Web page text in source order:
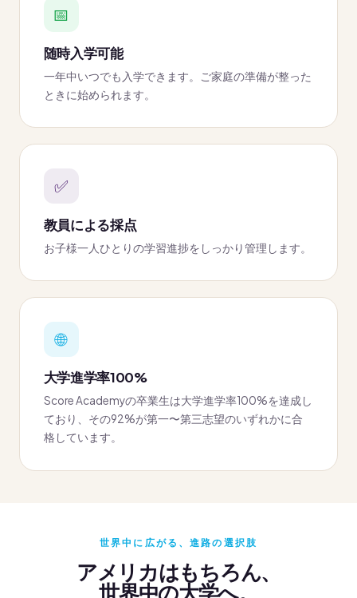
📅
随時入学可能
一年中いつでも入学できます。ご家庭の準備が整った
ときに始められます。
✅
教員による採点
お子様一人ひとりの学習進捗をしっかり管理します。
🌐
大学進学率100%
Score Academyの卒業生は大学進学率100%を達成し
ており、その92%が第一〜第三志望のいずれかに合
格しています。
世界中に広がる、進路の選択肢
アメリカはもちろん、
世界中の大学へ。